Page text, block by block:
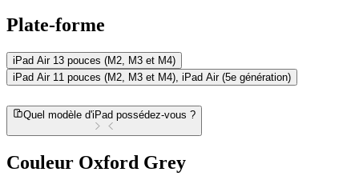
Plate-forme
iPad Air 13 pouces (M2, M3 et M4)
iPad Air 11 pouces (M2, M3 et M4), iPad Air (5e génération)
Quel modèle d'iPad possédez-vous ?
Couleur Oxford Grey